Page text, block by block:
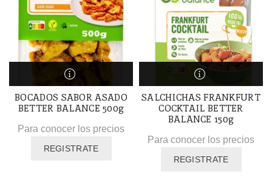
BOCADOS SABOR ASADO
BETTER BALANCE 500g
Para conocer los precios
REGISTRATE
SALCHICHAS FRANKFURT
COCKTAIL BETTER
BALANCE 150g
Para conocer los precios
REGISTRATE